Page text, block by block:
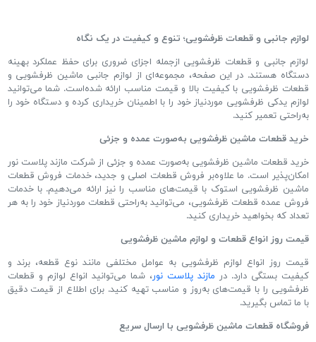
لوازم جانبی و قطعات ظرفشویی؛ تنوع و کیفیت در یک نگاه
لوازم جانبی و قطعات ظرفشویی ازجمله اجزای ضروری برای حفظ عملکرد بهینه
دستگاه هستند. در این صفحه، مجموعهای از لوازم جانبی ماشین ظرفشویی و
قطعات ظرفشویی با کیفیت بالا و قیمت مناسب ارائه شدهاست. شما میتوانید
لوازم یدکی ظرفشویی موردنیاز خود را با اطمینان خریداری کرده و دستگاه خود را
بهراحتی تعمیر کنید.
خرید قطعات ماشین ظرفشویی بهصورت عمده و جزئی
خرید قطعات ماشین ظرفشویی بهصورت عمده و جزئی از شرکت مازند پلاست نور
امکانپذیر است. ما علاوهبر فروش قطعات اصلی و جدید، خدمات فروش قطعات
ماشین ظرفشویی استوک با قیمتهای مناسب را نیز ارائه میدهیم.با خدمات
فروش عمده قطعات ظرفشویی، میتوانید بهراحتی قطعات موردنیاز خود را به هر
تعداد که بخواهید خریداری کنید.
قیمت روز انواع قطعات و لوازم ماشین ظرفشویی
قیمت روز انواع لوازم ظرفشویی به عوامل مختلفی مانند نوع قطعه، برند و
کیفیت بستگی دارد.در مازند پلاست نور، شما میتوانید انواع لوازم و قطعات
ظرفشویی را با قیمتهای بهروز و مناسب تهیه کنید. برای اطلاع از قیمت دقیق
با ما تماس بگیرید.
فروشگاه قطعات ماشین ظرفشویی با ارسال سریع